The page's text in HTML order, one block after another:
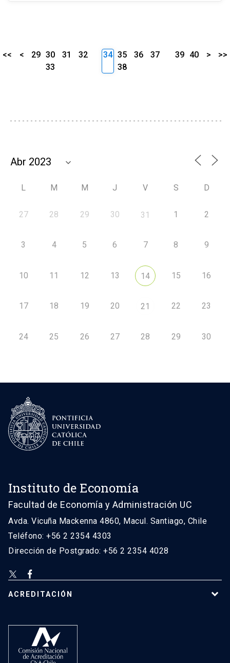
<< < 29 30 31
32
33
34 35 36
37
38
39 40 > >>
L M M J V S D
27 28 29 30 31 1 2
3 4 5 6 7 8 9
10 11 12 13 14 15 16
17 18 19 20 21 22 23
24 25 26 27 28 29 30
Instituto de Economía
Facultad de Economía y Administración UC
Avda. Vicuña Mackenna 4860, Macul. Santiago, Chile
Teléfono: +56 2 2354 4303
Dirección de Postgrado: +56 2 2354 4028
ACREDITACIÓN